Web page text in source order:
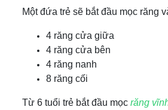
Một đứa trẻ sẽ bắt đầu mọc răng
4 răng cửa giữa
4 răng cửa bên
4 răng nanh
8 răng cối
Từ 6 tuổi trẻ bắt đầu mọc răng